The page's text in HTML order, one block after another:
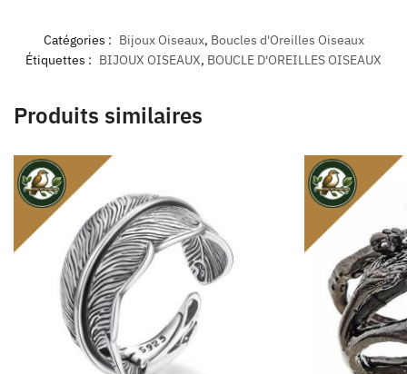
Catégories : Bijoux Oiseaux, Boucles d'Oreilles Oiseaux
Étiquettes : BIJOUX OISEAUX, BOUCLE D'OREILLES OISEAUX
Produits similaires